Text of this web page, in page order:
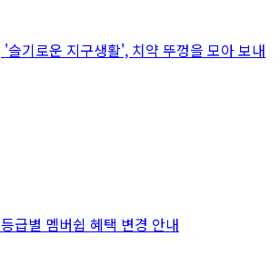
슬기로운 지구생활', 치약 뚜껑을 모아 보내
급별 멤버쉽 혜택 변경 안내